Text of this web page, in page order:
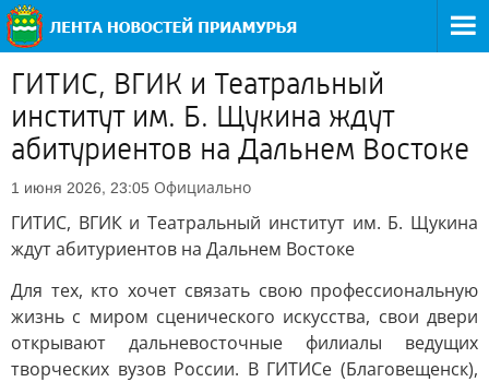
ГИТИС, ВГИК и Театральный
институт им. Б. Щукина ждут
абитуриентов на Дальнем Востоке
1 июня 2026, 23:05 Официально
ГИТИС, ВГИК и Театральный институт им. Б. Щукина
ждут абитуриентов на Дальнем Востоке
Для тех, кто хочет связать свою профессиональную
жизнь с миром сценического искусства, свои двери
открывают дальневосточные филиалы ведущих
творческих вузов России. В ГИТИСе (Благовещенск),